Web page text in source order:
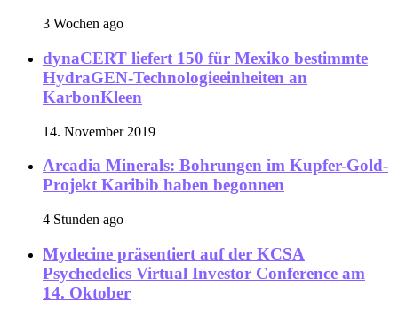
3 Wochen ago
dynaCERT liefert 150 für Mexiko bestimmte
HydraGEN-Technologieeinheiten an
KarbonKleen
14. November 2019
Arcadia Minerals: Bohrungen im Kupfer-Gold-
Projekt Karibib haben begonnen
4 Stunden ago
Mydecine präsentiert auf der KCSA
Psychedelics Virtual Investor Conference am
14. Oktober